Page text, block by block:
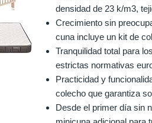
densidad de 23 k/m3,
Crecimiento sin
cuna incluye un kit de
Tranquilidad total para
estrictas normativas
Practicidad y
colecho que garantiza
Desde el primer día sin